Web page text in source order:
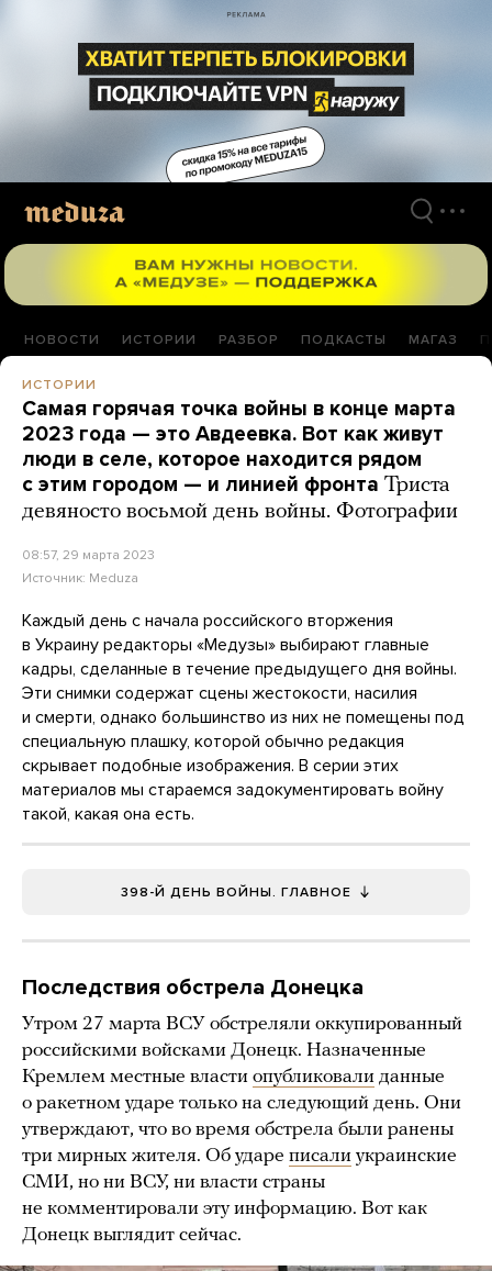
материалам
НОВОСТИ ИСТОРИИ РАЗБОР ПОДКАСТЫ МАГАЗ
ИСТОРИИ
Самая горячая точка войны в конце марта
2023 года — это Авдеевка. Вот как живут
люди в селе, которое находится рядом
с этим городом — и линией фронта Триста
девяносто восьмой день войны. Фотографии
08:57, 29 марта 2023
Источник: Meduza
Каждый день с начала российского вторжения
в Украину редакторы «Медузы» выбирают главные
кадры, сделанные в течение предыдущего дня войны.
Эти снимки содержат сцены жестокости, насилия
и смерти, однако большинство из них не помещены под
специальную плашку, которой обычно редакция
скрывает подобные изображения. В серии этих
материалов мы стараемся задокументировать войну
такой, какая она есть.
398-Й ДЕНЬ ВОЙНЫ. ГЛАВНОЕ
Последствия обстрела Донецка
Утром 27 марта ВСУ обстреляли оккупированный
российскими войсками Донецк. Назначенные
Кремлем местные власти опубликовали данные
о ракетном ударе только на следующий день. Они
утверждают, что во время обстрела были ранены
три мирных жителя. Об ударе писали украинские
СМИ, но ни ВСУ, ни власти страны
не комментировали эту информацию. Вот как
Донецк выглядит сейчас.